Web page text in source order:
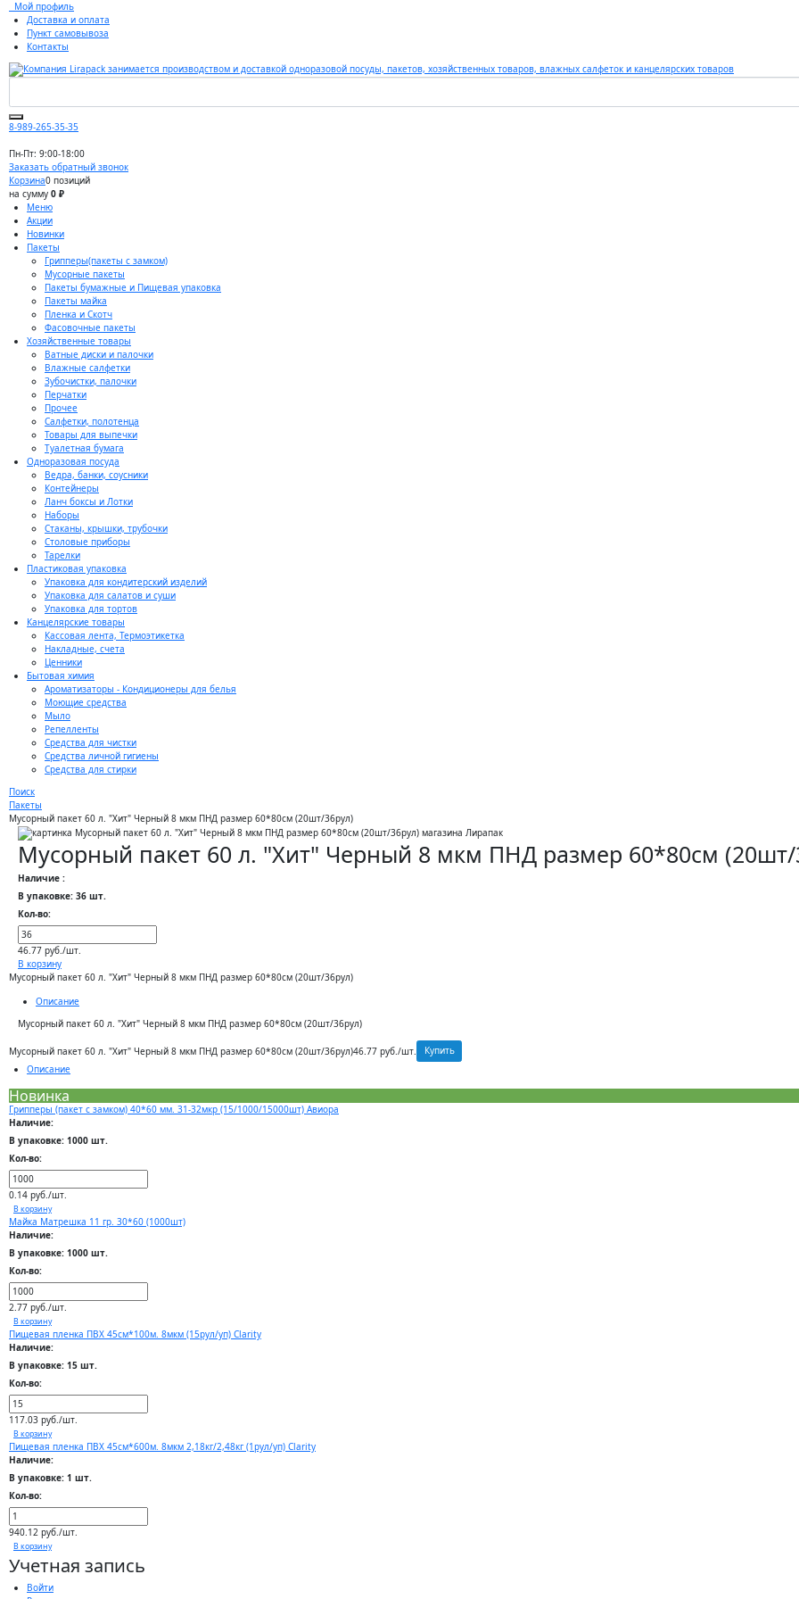
Мой профиль
Доставка и оплата
Пункт самовывоза
Контакты
8-989-265-35-35
Пн-Пт: 9:00-18:00
Заказать обратный звонок
Корзина0 позиций
на сумму 0 ₽
Меню
Акции
Новинки
Пакеты
Грипперы(пакеты с замком)
Мусорные пакеты
Пакеты бумажные и Пищевая упаковка
Пакеты майка
Пленка и Скотч
Фасовочные пакеты
Хозяйственные товары
Ватные диски и палочки
Влажные салфетки
Зубочистки, палочки
Перчатки
Прочее
Салфетки, полотенца
Товары для выпечки
Туалетная бумага
Одноразовая посуда
Ведра, банки, соусники
Контейнеры
Ланч боксы и Лотки
Наборы
Стаканы, крышки, трубочки
Столовые приборы
Тарелки
Пластиковая упаковка
Упаковка для кондитерский изделий
Упаковка для салатов и суши
Упаковка для тортов
Канцелярские товары
Кассовая лента, Термоэтикетка
Накладные, счета
Ценники
Бытовая химия
Ароматизаторы - Кондиционеры для белья
Моющие средства
Мыло
Репелленты
Средства для чистки
Средства личной гигиены
Средства для стирки
Поиск
Пакеты
Мусорный пакет 60 л. "Хит" Черный 8 мкм ПНД размер 60*80см (20шт/36рул)
Мусорный пакет 60 л. "Хит" Черный 8 мкм ПНД размер 60*80см (20шт/
Наличие :
В упаковке: 36 шт.
Кол-во:
46.77 руб./шт.
В корзину
Мусорный пакет 60 л. "Хит" Черный 8 мкм ПНД размер 60*80см (20шт/36рул)
Описание
Мусорный пакет 60 л. "Хит" Черный 8 мкм ПНД размер 60*80см (20шт/36рул)
Мусорный пакет 60 л. "Хит" Черный 8 мкм ПНД размер 60*80см (20шт/36рул)46.77 руб./шт.
Купить
Описание
Новинка
Грипперы (пакет с замком) 40*60 мм. 31-32мкр (15/1000/15000шт) Авиора
Наличие:
В упаковке: 1000 шт.
Кол-во:
0.14 руб./шт.
В корзину
Майка Матрешка 11 гр. 30*60 (1000шт)
Наличие:
В упаковке: 1000 шт.
Кол-во:
2.77 руб./шт.
В корзину
Пищевая пленка ПВХ 45см*100м. 8мкм (15рул/уп) Clarity
Наличие:
В упаковке: 15 шт.
Кол-во:
117.03 руб./шт.
В корзину
Пищевая пленка ПВХ 45см*600м. 8мкм 2,18кг/2,48кг (1рул/уп) Clarity
Наличие:
В упаковке: 1 шт.
Кол-во:
940.12 руб./шт.
В корзину
Учетная запись
Войти